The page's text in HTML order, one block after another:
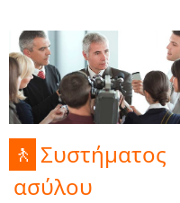
🚶 Συστήματος
ασύλου